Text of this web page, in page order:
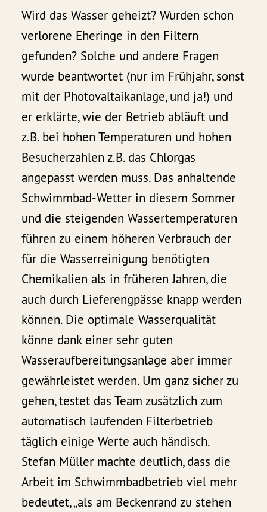
Wird das Wasser geheizt? Wurden schon
verlorene Eheringe in den Filtern
gefunden? Solche und andere Fragen
wurde beantwortet (nur im Frühjahr, sonst
mit der Photovaltaikanlage, und ja!) und
er erklärte, wie der Betrieb abläuft und
z.B. bei hohen Temperaturen und hohen
Besucherzahlen z.B. das Chlorgas
angepasst werden muss. Das anhaltende
Schwimmbad-Wetter in diesem Sommer
und die steigenden Wassertemperaturen
führen zu einem höheren Verbrauch der
für die Wasserreinigung benötigten
Chemikalien als in früheren Jahren, die
auch durch Lieferengpässe knapp werden
können. Die optimale Wasserqualität
könne dank einer sehr guten
Wasseraufbereitungsanlage aber immer
gewährleistet werden. Um ganz sicher zu
gehen, testet das Team zusätzlich zum
automatisch laufenden Filterbetrieb
täglich einige Werte auch händisch.
Stefan Müller machte deutlich, dass die
Arbeit im Schwimmbadbetrieb viel mehr
bedeutet, „als am Beckenrand zu stehen